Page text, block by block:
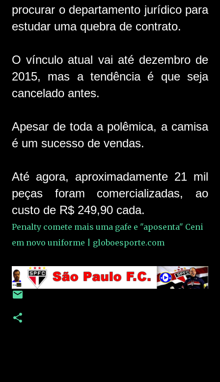
procurar o departamento jurídico para
estudar uma quebra de contrato.
O vínculo atual vai até dezembro de
2015, mas a tendência é que seja
cancelado antes.
Apesar de toda a polêmica, a camisa
é um sucesso de vendas.
Até agora, aproximadamente 21 mil
peças foram comercializadas, ao
custo de R$ 249,90 cada.
Penalty comete mais uma gafe e "aposenta" Ceni
em novo uniforme | globoesporte.com